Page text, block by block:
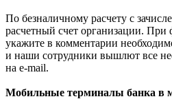
По безналичному расчету с
расчетный счет организации. При
укажите в комментарии
и наши сотрудники вышлют все
на e-mail.
Мобильные терминалы банка в